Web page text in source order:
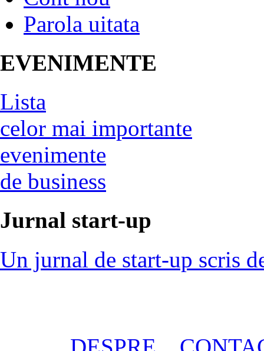
Parola uitata
EVENIMENTE
Lista
celor mai importante
evenimente
de business
Jurnal start-up
Un jurnal de start-up scris